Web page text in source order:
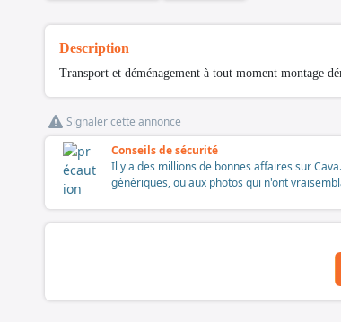
Description
Transport et déménagement à tout moment montage
Signaler cette annonce
Conseils de sécurité
Il y a des millions de bonnes affaires sur
génériques, ou aux photos qui n'ont